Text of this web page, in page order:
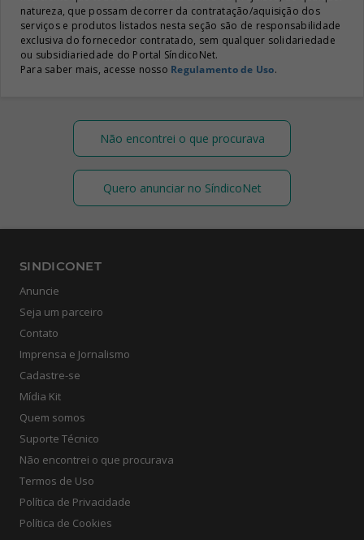
natureza, que possam decorrer da contratação/aquisição dos
serviços e produtos listados nesta seção são de responsabilidade
exclusiva do fornecedor contratado, sem qualquer solidariedade
ou subsidiariedade do Portal SíndicoNet.
Para saber mais, acesse nosso Regulamento de Uso.
Não encontrei o que procurava
Quero anunciar no SíndicoNet
SINDICONET
Anuncie
Seja um parceiro
Contato
Imprensa e Jornalismo
Cadastre-se
Mídia Kit
Quem somos
Suporte Técnico
Não encontrei o que procurava
Termos de Uso
Política de Privacidade
Política de Cookies